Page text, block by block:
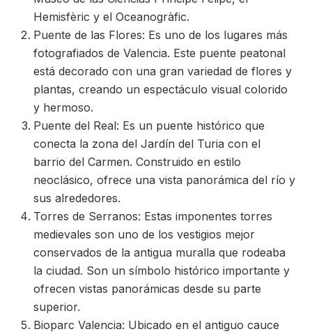
Hemisfèric y el Oceanogràfic.
Puente de las Flores: Es uno de los lugares más
fotografiados de Valencia. Este puente peatonal
está decorado con una gran variedad de flores y
plantas, creando un espectáculo visual colorido
y hermoso.
Puente del Real: Es un puente histórico que
conecta la zona del Jardín del Turia con el
barrio del Carmen. Construido en estilo
neoclásico, ofrece una vista panorámica del río y
sus alrededores.
Torres de Serranos: Estas imponentes torres
medievales son uno de los vestigios mejor
conservados de la antigua muralla que rodeaba
la ciudad. Son un símbolo histórico importante y
ofrecen vistas panorámicas desde su parte
superior.
Bioparc Valencia: Ubicado en el antiguo cauce